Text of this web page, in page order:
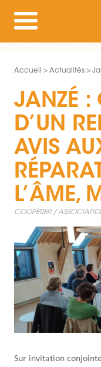
Accueil Actualités
JANZÉ :
D’UN
AVIS
L’ÂME,
COOPÉRER
Sur invitation